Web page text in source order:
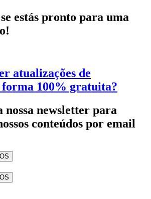
estás pronto para uma
atualizações de
100% gratuita?
nossa newsletter para
conteúdos por email